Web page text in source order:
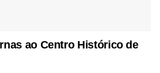
ao Centro Histórico de